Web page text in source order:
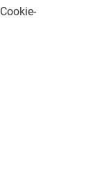
Cookie-